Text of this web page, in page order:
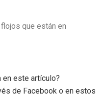
que están en
en este artículo?
de Facebook o en estos